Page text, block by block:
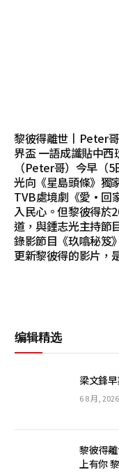
黎彼得離世丨Peter
界盃 一語成讖貼中
（Peter哥）今早（
光向《星島頭條》獨
TVB處境劇《愛·回
入民心。但黎彼得於
道，與鍾志光主持節
錄影節目《玖噏秘笈
更新黎彼得的影片，
编辑精选
梁文鋒
6 8 月, 2026
黎彼得
上有你